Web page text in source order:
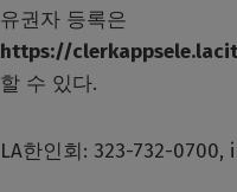
유권자 등록은
https://
할 수 있다.
LA한인회: 323-732-